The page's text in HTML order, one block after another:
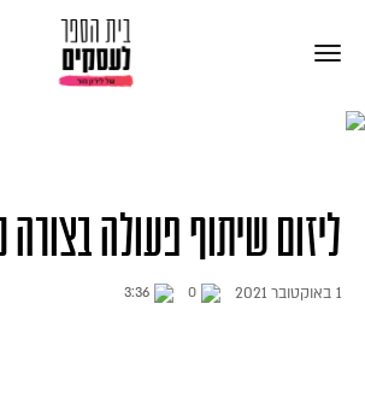
ליזום שיתוף פעולה בצורה
1 באוקטובר 2021 0
3:36